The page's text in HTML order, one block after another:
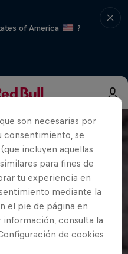
of America
?
son necesarias por
consentimiento, se
incluyen aquellas
para fines de
tu experiencia en
mediante la
el pie de página en
consulta la
de cookies